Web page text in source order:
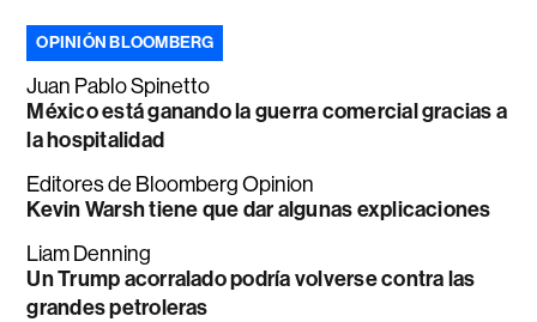
OPINIÓN BLOOMBERG
Juan Pablo Spinetto
México está ganando la guerra comercial gracias a
la hospitalidad
Editores de Bloomberg Opinion
Kevin Warsh tiene que dar algunas explicaciones
Liam Denning
Un Trump acorralado podría volverse contra las
grandes petroleras